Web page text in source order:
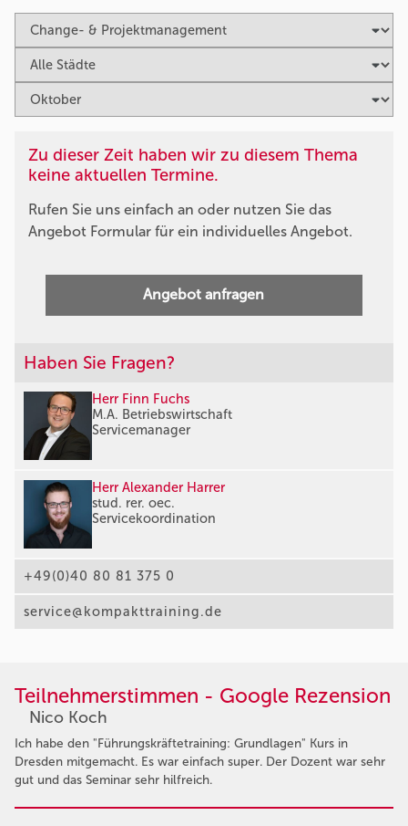
Zu dieser Zeit haben wir zu diesem Thema
keine aktuellen Termine.
Rufen Sie uns einfach an oder nutzen Sie das
Angebot Formular für ein individuelles Angebot.
Angebot anfragen
Haben Sie Fragen?
Herr Finn Fuchs
M.A. Betriebswirtschaft
Servicemanager
Herr Alexander Harrer
stud. rer. oec.
Servicekoordination
+49(0)40 80 81 375 0
service@kompakttraining.de
Teilnehmerstimmen - Google Rezension
Nico Koch
Ich habe den "Führungskräftetraining: Grundlagen" Kurs in
Dresden mitgemacht. Es war einfach super. Der Dozent war sehr
gut und das Seminar sehr hilfreich.